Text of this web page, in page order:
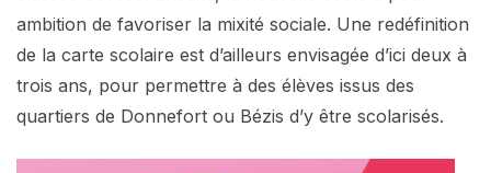
ambition de favoriser la mixité sociale. Une redéfinition
de la carte scolaire est d’ailleurs envisagée d’ici deux à
trois ans, pour permettre à des élèves issus des
quartiers de Donnefort ou Bézis d’y être scolarisés.